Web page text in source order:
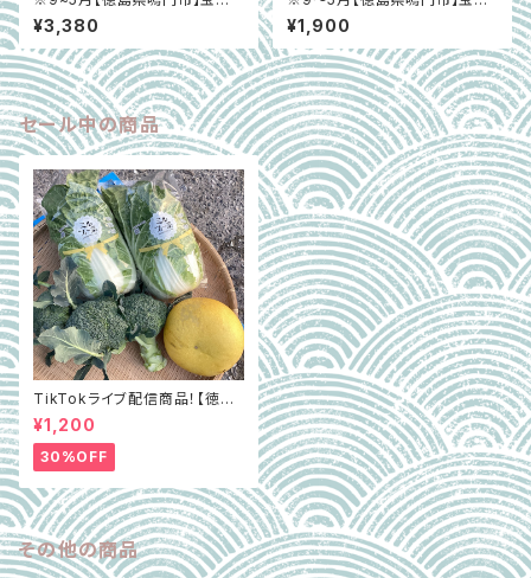
れんこん 子れんこん約2.5kg
¥3,380
れんこん 子れんこん約1.2kg
¥1,900
セール中の商品
TikTokライブ配信商品！【徳島
県阿波市】GOTTSO阿波セレ
クト3種詰合せ約2.8㎏（ミルフィ
ー菜含む）
¥1,200
30%OFF
その他の商品